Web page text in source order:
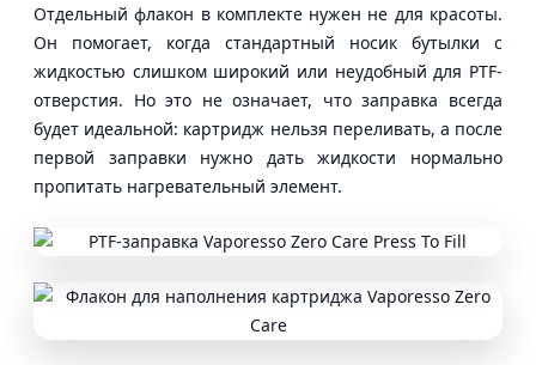
Отдельный флакон в комплекте нужен не для красоты.
Он помогает, когда стандартный носик бутылки с
жидкостью слишком широкий или неудобный для PTF-
отверстия. Но это не означает, что заправка всегда
будет идеальной: картридж нельзя переливать, а после
первой заправки нужно дать жидкости нормально
пропитать нагревательный элемент.